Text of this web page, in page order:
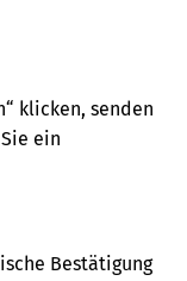
klicken, senden
ein
Bestätigung